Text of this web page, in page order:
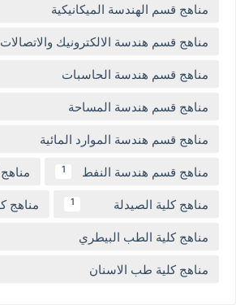
مناهج قسم الهندسة الميكانيكية
مناهج قسم هندسة الالكترونيك والاتصالات
مناهج قسم هندسة الحاسبات
مناهج قسم هندسة المساحة
مناهج قسم هندسة الموارد المائية
مناهج قسم هندسة النفط 1
مناهج كلية الصيدلة 1 مناهج
مناهج كلية الطب البيطري
مناهج كلية طب الاسنان